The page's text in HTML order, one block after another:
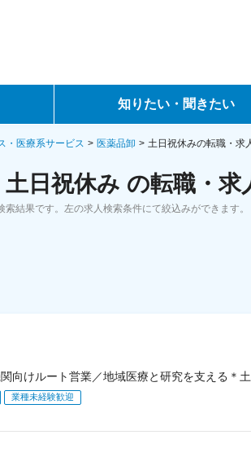
知りたい・聞きたい
転職ノウハウ
データで見る転職
・医療系サービス 医薬品卸 土日祝休みの転職・求
日祝休み の転職・求
結果です。左の求人検索条件にて絞込みができます。
関向けルート営業／地域医療と研究を支える＊
業種未経験歓迎